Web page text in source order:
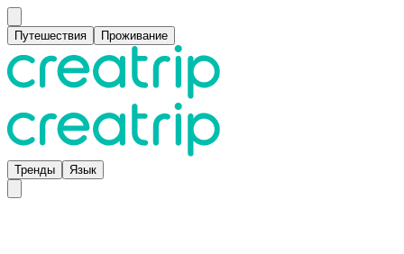
Путешествия Проживание
Тренды Язык